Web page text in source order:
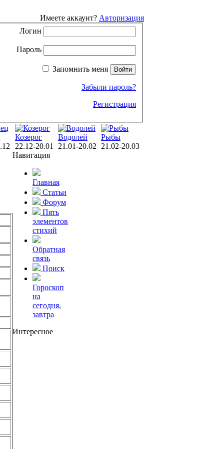
Имеете аккаунт? Авторизация
Логин
Пароль
Запомнить меня
Забыли пароль?
Регистрация
Козерог
22.12-20.01
Водолей
21.01-20.02
Рыбы
21.02-20.03
Навигация
Главная
Статьи
Форум
Пять
элементов
стихий
Обратная
связь
Поиск
Гороскоп
на
сегодня,
завтра
Интересное